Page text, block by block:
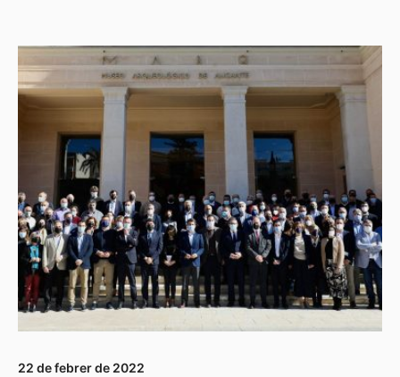
22 de febrer de 2022